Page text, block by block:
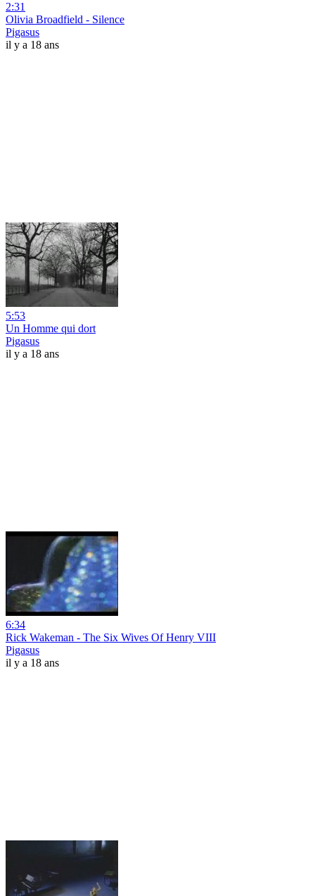
2:31
Olivia Broadfield - Silence
Pigasus
il y a 18 ans
5:53
Un Homme qui dort
Pigasus
il y a 18 ans
6:34
Rick Wakeman - The Six Wives Of Henry VIII
Pigasus
il y a 18 ans